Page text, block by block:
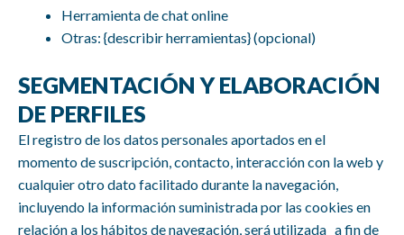
Herramienta de chat online
Otras: {describir herramientas} (opcional)
SEGMENTACIÓN Y ELABORACIÓN
DE PERFILES
El registro de los datos personales aportados en el
momento de suscripción, contacto, interacción con la web y
cualquier otro dato facilitado durante la navegación,
incluyendo la información suministrada por las cookies en
relación a los hábitos de navegación, será utilizada a fin de